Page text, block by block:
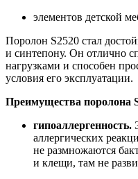
элементов детской
Поролон S2520 стал
и синтепону. Он отлично
нагрузками и способен
условия его эксплуатации.
Преимущества поролона
гипоаллергенность.
аллергических
не размножаются
и клещи, там не